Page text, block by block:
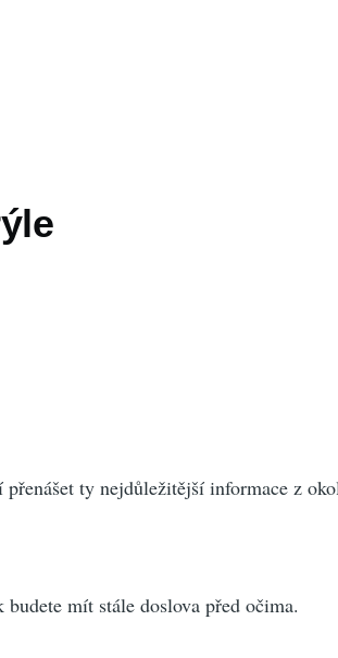
ty nejdůležitější informace z
mít stále doslova před očima.